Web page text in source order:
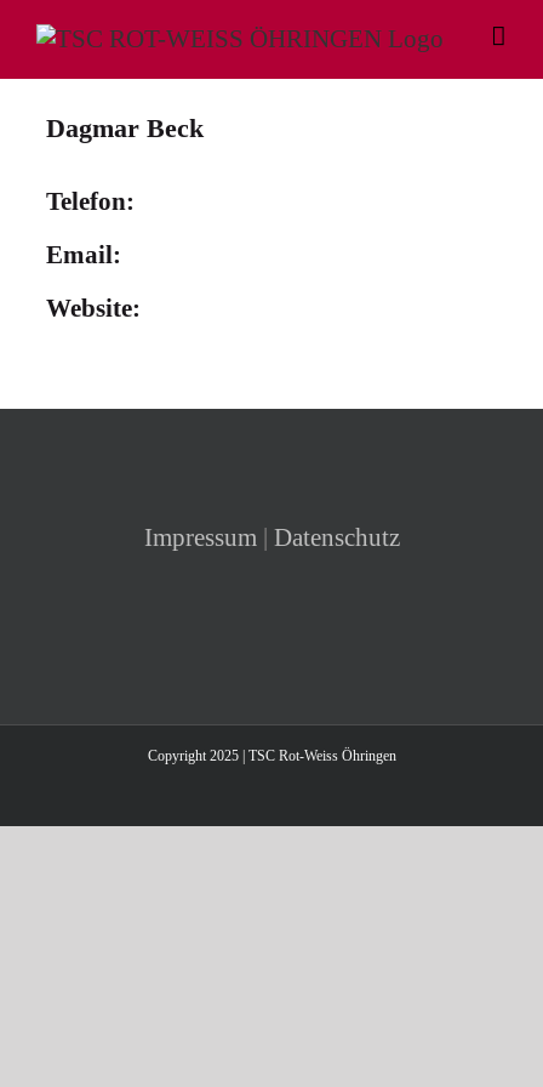
Inhalt
springen
Dagmar Beck
Telefon
Email
Website
Impressum | Datenschutz
Copyright 2025 | TSC Rot-Weiss Öhringen